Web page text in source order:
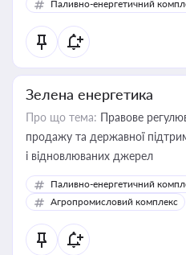
Паливно-енергетичний
Зелена енергетика
Про що тема: Правове
продажу та державної
і відновлюваних джерел
Паливно-енергетичний
Агропромисловий комплекс